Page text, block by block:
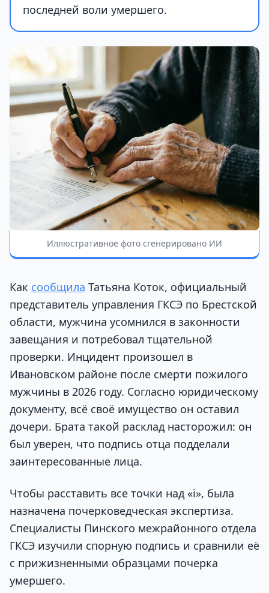
последней воли умершего.
Иллюстративное фото сгенерировано ИИ
Как сообщила Татьяна Коток, официальный
представитель управления ГКСЭ по Брестской
области, мужчина усомнился в законности
завещания и потребовал тщательной
проверки. Инцидент произошел в
Ивановском районе после смерти пожилого
мужчины в 2026 году. Согласно юридическому
документу, всё своё имущество он оставил
дочери. Брата такой расклад насторожил: он
был уверен, что подпись отца подделали
заинтересованные лица.
Чтобы расставить все точки над «i», была
назначена почерковедческая экспертиза.
Специалисты Пинского межрайонного отдела
ГКСЭ изучили спорную подпись и сравнили её
с прижизненными образцами почерка
умершего.